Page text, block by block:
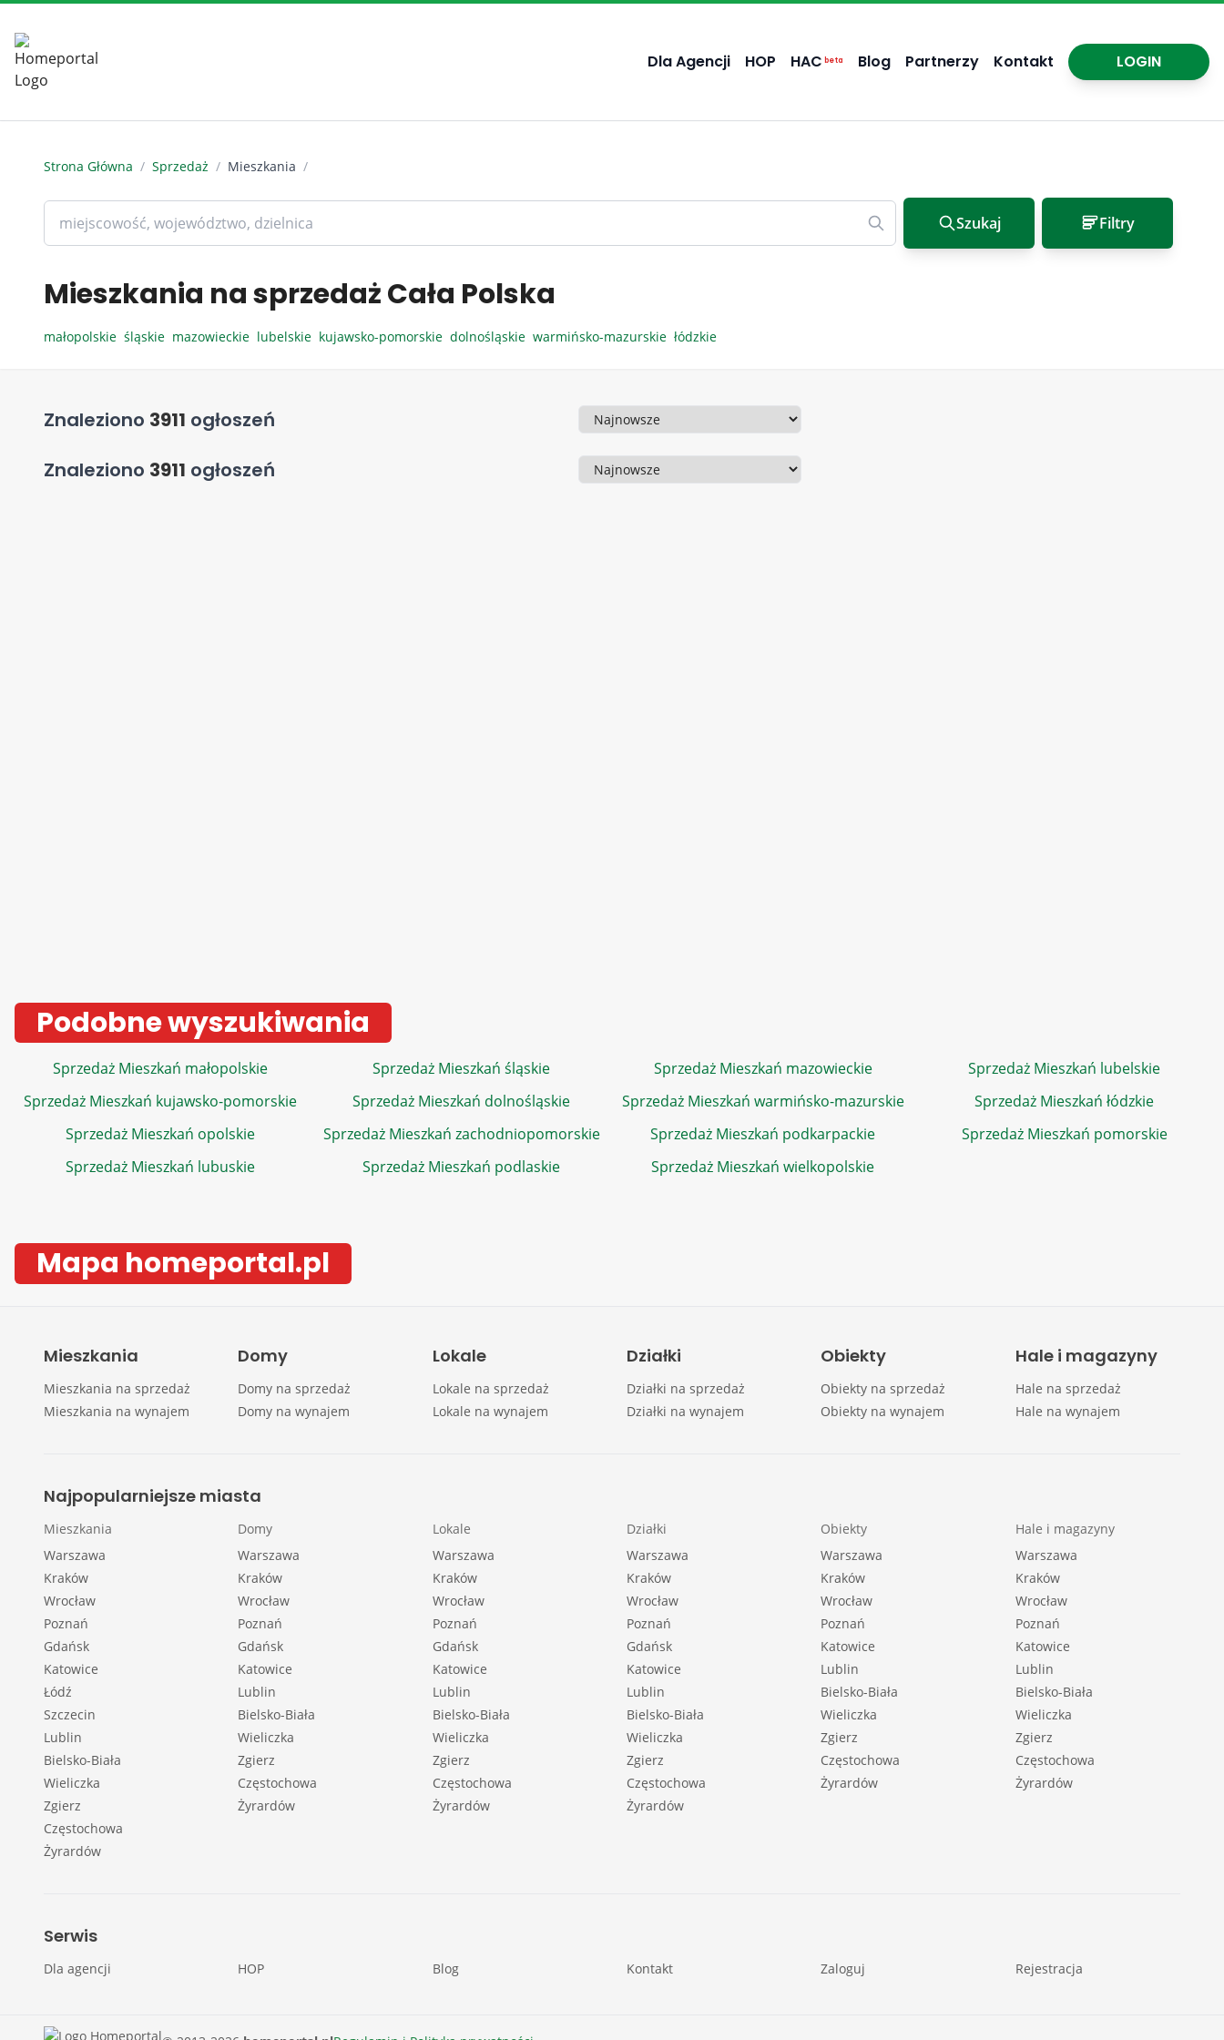
Dla Agencji HOP HAC beta Blog Partnerzy Kontakt LOGIN
Strona Główna / Sprzedaż / Mieszkania /
Szukaj Filtry
Mieszkania na sprzedaż Cała Polska
małopolskie śląskie mazowieckie lubelskie kujawsko-pomorskie dolnośląskie warmińsko-mazurskie łódzkie
Znaleziono 3911 ogłoszeń Sortowanie
Znaleziono 3911 ogłoszeń Sortowanie
Podobne wyszukiwania
Sprzedaż Mieszkań małopolskie Sprzedaż Mieszkań śląskie Sprzedaż Mieszkań mazowieckie
Sprzedaż Mieszkań lubelskie
Sprzedaż Mieszkań kujawsko-pomorskie
Sprzedaż Mieszkań dolnośląskie Sprzedaż Mieszkań warmińsko-mazurskie
Sprzedaż Mieszkań łódzkie
Sprzedaż Mieszkań opolskie
Sprzedaż Mieszkań zachodniopomorskie Sprzedaż Mieszkań podkarpackie
Sprzedaż Mieszkań pomorskie
Sprzedaż Mieszkań lubuskie
Sprzedaż Mieszkań podlaskie Sprzedaż Mieszkań wielkopolskie
Mapa homeportal.pl
Mieszkania
Mieszkania na sprzedaż
Mieszkania na wynajem
Domy
Domy na sprzedaż
Domy na wynajem
Lokale
Lokale na sprzedaż
Lokale na wynajem
Działki
Działki na sprzedaż
Działki na wynajem
Obiekty
Obiekty na sprzedaż
Obiekty na wynajem
Hale i magazyny
Hale na sprzedaż
Hale na wynajem
Najpopularniejsze miasta
Mieszkania
Warszawa
Kraków
Wrocław
Poznań
Gdańsk
Katowice
Łódź
Szczecin
Lublin
Bielsko-Biała
Wieliczka
Zgierz
Częstochowa
Żyrardów
Domy
Warszawa
Kraków
Wrocław
Poznań
Gdańsk
Katowice
Lublin
Bielsko-Biała
Wieliczka
Zgierz
Częstochowa
Żyrardów
Lokale
Warszawa
Kraków
Wrocław
Poznań
Gdańsk
Katowice
Lublin
Bielsko-Biała
Wieliczka
Zgierz
Częstochowa
Żyrardów
Działki
Warszawa
Kraków
Wrocław
Poznań
Gdańsk
Katowice
Lublin
Bielsko-Biała
Wieliczka
Zgierz
Częstochowa
Żyrardów
Obiekty
Warszawa
Kraków
Wrocław
Poznań
Katowice
Lublin
Bielsko-Biała
Wieliczka
Zgierz
Częstochowa
Żyrardów
Hale i magazyny
Warszawa
Kraków
Wrocław
Poznań
Katowice
Lublin
Bielsko-Biała
Wieliczka
Zgierz
Częstochowa
Żyrardów
Serwis
Dla agencji HOP Blog Kontakt Zaloguj Rejestracja